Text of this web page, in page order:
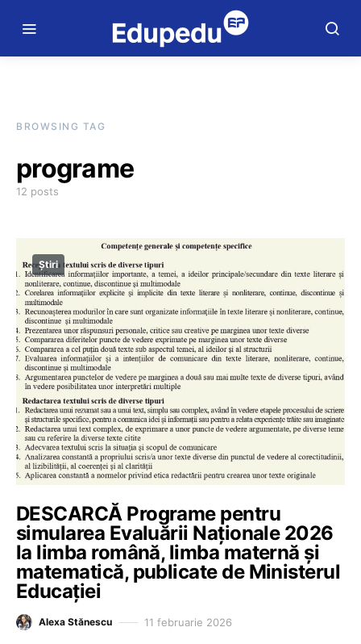
BROWSING TAG
programe
12 posts
Știri
DESCARCĂ Programe pentru
simularea Evaluării Naționale 2026
la limba română, limba maternă și
matematică, publicate de Ministerul
Educației
Alexa Stănescu 11 februarie 2026